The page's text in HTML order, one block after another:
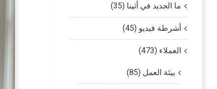
ما الجديد في أثينا (35)
أشرطة فيديو (45)
العملاء (473)
بيئة العمل (85)